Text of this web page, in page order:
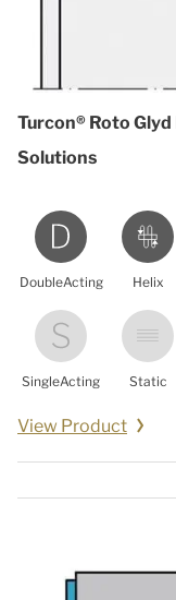
Turcon® Roto
Solutions
DoubleActing Helix
SingleActing Static
View Product